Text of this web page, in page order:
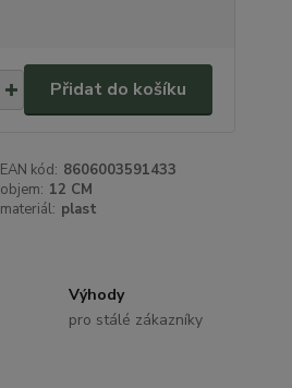
Přidat do košíku
EAN kód: 8606003591433
objem: 12 CM
materiál: plast
Výhody
pro stálé zákazníky